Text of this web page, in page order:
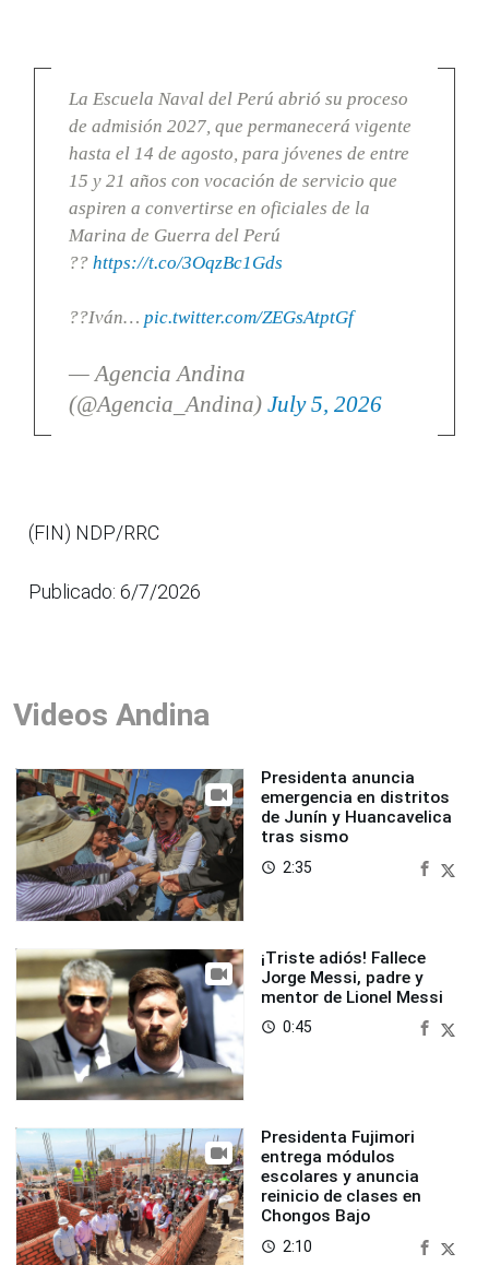
La Escuela Naval del Perú abrió su proceso
de admisión 2027, que permanecerá vigente
hasta el 14 de agosto, para jóvenes de entre
15 y 21 años con vocación de servicio que
aspiren a convertirse en oficiales de la
Marina de Guerra del Perú
?? https://t.co/3OqzBc1Gds
??Iván… pic.twitter.com/ZEGsAtptGf
— Agencia Andina
(@Agencia_Andina) July 5, 2026
(FIN) NDP/RRC
Publicado: 6/7/2026
Videos Andina
Presidenta anuncia
emergencia en distritos
de Junín y Huancavelica
tras sismo
access_time 2:35
¡Triste adiós! Fallece
Jorge Messi, padre y
mentor de Lionel Messi
access_time 0:45
Presidenta Fujimori
entrega módulos
escolares y anuncia
reinicio de clases en
Chongos Bajo
access_time 2:10